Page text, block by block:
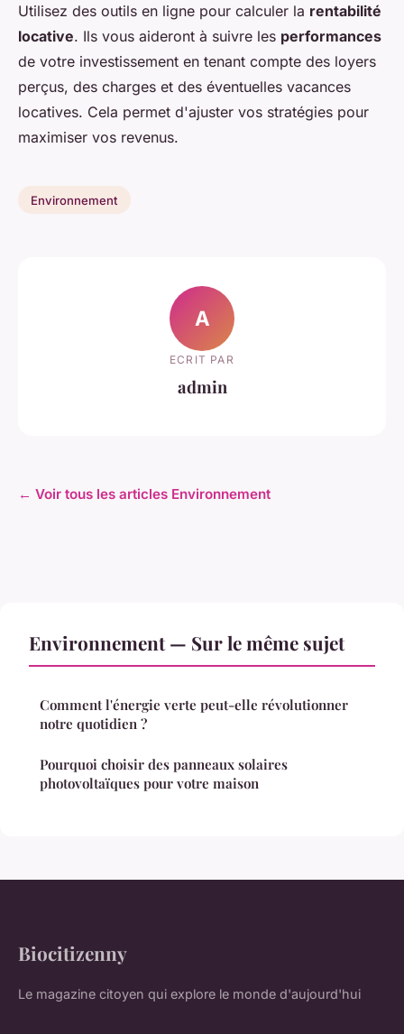
Utilisez des outils en ligne pour calculer la rentabilité
locative. Ils vous aideront à suivre les performances
de votre investissement en tenant compte des loyers
perçus, des charges et des éventuelles vacances
locatives. Cela permet d'ajuster vos stratégies pour
maximiser vos revenus.
Environnement
A
ECRIT PAR
admin
← Voir tous les articles Environnement
Environnement — Sur le même sujet
Comment l'énergie verte peut-elle révolutionner
notre quotidien ?
Pourquoi choisir des panneaux solaires
photovoltaïques pour votre maison
Biocitizenny
Le magazine citoyen qui explore le monde d'aujourd'hui